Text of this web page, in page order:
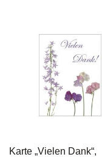
Karte „Vielen Dank“,